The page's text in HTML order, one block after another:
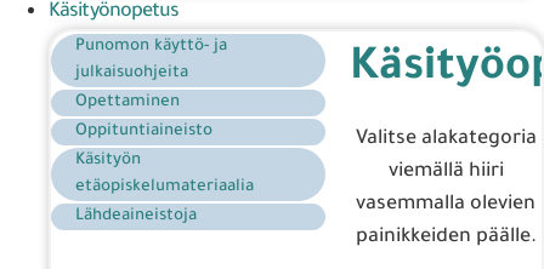
Käsityönopetus
Punomon käyttö- ja
julkaisuohjeita
Opettaminen
Oppituntiaineisto
Käsityön
etäopiskelumateriaalia
Lähdeaineistoja
Valitse alakategoria
viemällä hiiri
vasemmalla olevien
painikkeiden päälle.